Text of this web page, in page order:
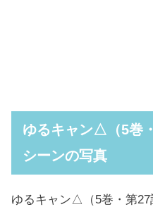
ゆるキャン△（5巻
シーンの写真
ゆるキャン△（5巻・第27